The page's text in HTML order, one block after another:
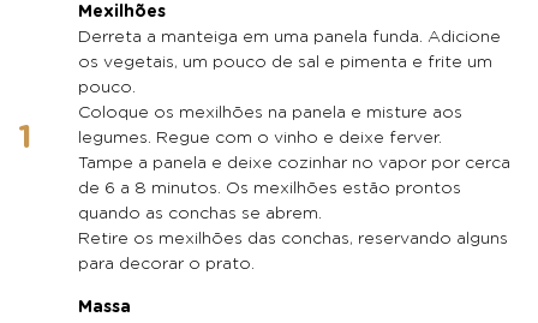
Mexilhões
Derreta a manteiga em uma panela funda. Adicione
os vegetais, um pouco de sal e pimenta e frite um
pouco.
Coloque os mexilhões na panela e misture aos
legumes. Regue com o vinho e deixe ferver.
Tampe a panela e deixe cozinhar no vapor por cerca
de 6 a 8 minutos. Os mexilhões estão prontos
quando as conchas se abrem.
Retire os mexilhões das conchas, reservando alguns
para decorar o prato.
Massa